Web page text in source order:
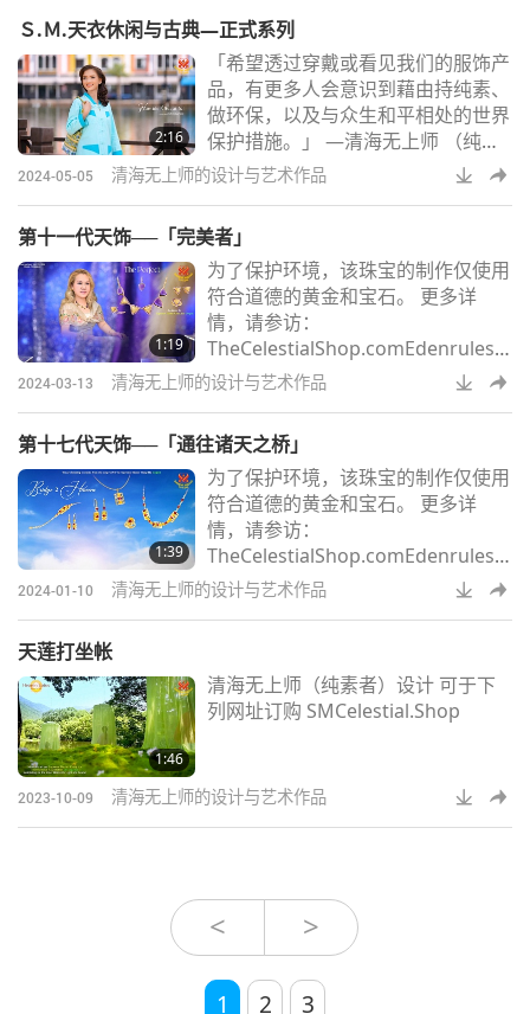
你仍然无法解脱。或者是小天神，他
们将往复不断地轮回。［…］为了保
护环境，该珠宝的制作仅使用符合道
德的黄金和宝石。 更多详情，请参
访： TheCelestialShop.comE
Ｓ.Ｍ.天衣休闲与古典—正式系列
2:16
「希望透过穿戴或看见我们的服饰产
品，有更多人会意识到藉由持纯素、
做环保，以及与众生和平相处的世界
保护措施。」 —清海无上师 （纯素
者）清海无上师 设计的Ｓ.Ｍ.天衣 可
上网请购：
M
2024-05-05 清海无上师的设计与艺术作品
第十一代天饰──「完美者」
1:19
为了保护环境，该珠宝的制作仅使用
符合道德的黄金和宝石。 更多详
情，请参访：
TheCelestialShop.comEdenrules.c
omSMCHBooks.com
2024-03-13 清海无上师的设计与艺术作品
第十七代天饰──「通往诸天之桥」
1:39
为了保护环境，该珠宝的制作仅使用
符合道德的黄金和宝石。 更多详
情，请参访：
TheCelestialShop.comEdenrules.c
omSMCHBooks.com
2024-01-10 清海无上师的设计与艺术作品
天莲打坐帐
1:46
清海无上师（纯素者）设计 可于下
列网址订购 SMCelestial.Shop
2023-10-09 清海无上师的设计与艺术作品
< >
1 2 3